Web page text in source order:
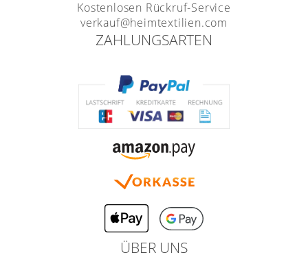
Kostenlosen Rückruf-Service
verkauf@heimtextilien.com
ZAHLUNGSARTEN
ÜBER UNS